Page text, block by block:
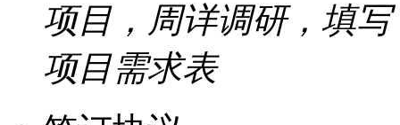
项目，周详调研，填写
项目需求表